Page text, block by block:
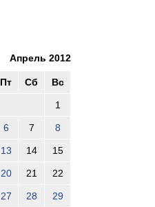
Апрель 2012
Пт Сб Вс
1
6 7 8
13 14 15
20 21 22
27 28 29